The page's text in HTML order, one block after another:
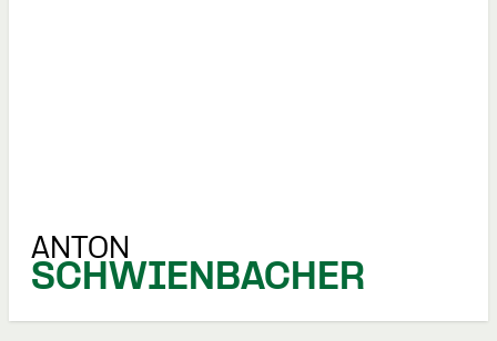
ANTON
SCHWIENBACHER